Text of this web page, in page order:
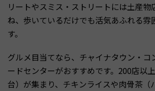
リートやスミス・ストリートには土産物
ね、歩いているだけでも活気あふれる雰
す。
グルメ目当てなら、チャイナタウン・コ
ードセンターがおすすめです。200店以
台）が集まり、チキンライスや肉骨茶（